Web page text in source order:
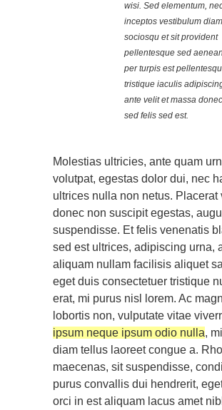
wisi. Sed elementum,
inceptos vestibulum
sociosqu et sit provident
pellentesque sed
per turpis est
tristique iaculis
ante velit et massa
sed felis sed est.
Molestias ultricies, ante quam
volutpat, egestas dolor dui, nec
ultrices nulla non netus. Placerat
donec non suscipit egestas,
suspendisse. Et felis venenatis
sed est ultrices, adipiscing urna,
aliquam nullam facilisis aliquet
eget duis consectetuer tristique
erat, mi purus nisl lorem. Ac
lobortis non, vulputate vitae
ipsum neque ipsum odio nulla,
diam tellus laoreet congue a.
maecenas, sit suspendisse,
purus convallis dui hendrerit,
orci in est aliquam lacus amet